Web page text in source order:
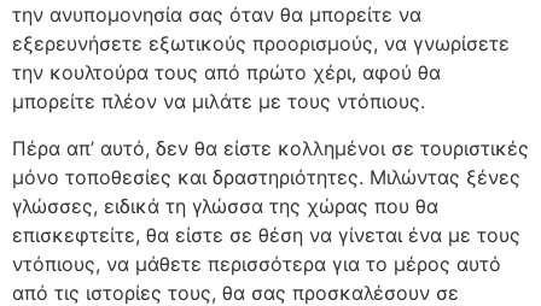
την ανυπομονησία σας όταν θα μπορείτε να
εξερευνήσετε εξωτικούς προορισμούς, να γνωρίσετε
την κουλτούρα τους από πρώτο χέρι, αφού θα
μπορείτε πλέον να μιλάτε με τους ντόπιους.
Πέρα απ’ αυτό, δεν θα είστε κολλημένοι σε τουριστικές
μόνο τοποθεσίες και δραστηριότητες. Μιλώντας ξένες
γλώσσες, ειδικά τη γλώσσα της χώρας που θα
επισκεφτείτε, θα είστε σε θέση να γίνεται ένα με τους
ντόπιους, να μάθετε περισσότερα για το μέρος αυτό
από τις ιστορίες τους, θα σας προσκαλέσουν σε